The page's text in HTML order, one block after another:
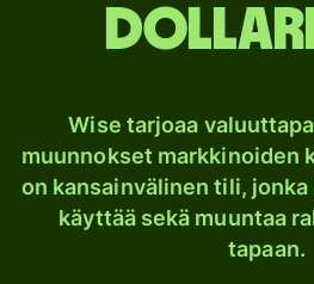
Wise tarjoaa
muunnokset markkinoiden
on kansainvälinen tili,
käyttää sekä muuntaa
tapaan.